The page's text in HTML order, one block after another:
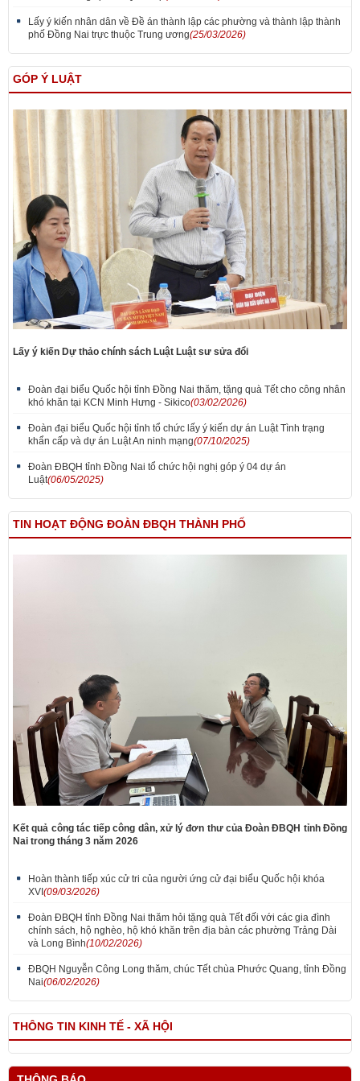
Lấy ý kiến nhân dân về Đề án thành lập các phường và thành lập thành
phố Đồng Nai trực thuộc Trung ương(25/03/2026)
GÓP Ý LUẬT
Lấy ý kiến Dự thảo chính sách Luật Luật sư sửa đổi
Đoàn đại biểu Quốc hội tỉnh Đồng Nai thăm, tặng quà Tết cho công nhân
khó khăn tại KCN Minh Hưng - Sikico(03/02/2026)
Đoàn đại biểu Quốc hội tỉnh tổ chức lấy ý kiến dự án Luật Tình trạng
khẩn cấp và dự án Luật An ninh mạng(07/10/2025)
Đoàn ĐBQH tỉnh Đồng Nai tổ chức hội nghị góp ý 04 dự án
Luật(06/05/2025)
TIN HOẠT ĐỘNG ĐOÀN ĐBQH THÀNH PHỐ
Kết quả công tác tiếp công dân, xử lý đơn thư của Đoàn ĐBQH tỉnh Đồng
Nai trong tháng 3 năm 2026
Hoàn thành tiếp xúc cử tri của người ứng cử đại biểu Quốc hội khóa
XVI (09/03/2026)
Đoàn ĐBQH tỉnh Đồng Nai thăm hỏi tặng quà Tết đối với các gia đình
chính sách, hộ nghèo, hộ khó khăn trên địa bàn các phường Trảng Dài
và Long Bình(10/02/2026)
ĐBQH Nguyễn Công Long thăm, chúc Tết chùa Phước Quang, tỉnh Đồng
Nai(06/02/2026)
THÔNG TIN KINH TẾ - XÃ HỘI